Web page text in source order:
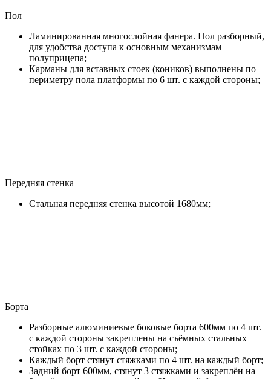
Пол
Ламинированная многослойная фанера. Пол разборный,
для удобства доступа к основным механизмам
полуприцепа;
Карманы для вставных стоек (коников) выполнены по
периметру пола платформы по 6 шт. с каждой стороны;
Передняя стенка
Стальная передняя стенка высотой 1680мм;
Борта
Разборные алюминиевые боковые борта 600мм по 4 шт.
с каждой стороны закреплены на съёмных стальных
стойках по 3 шт. с каждой стороны;
Каждый борт стянут стяжками по 4 шт. на каждый борт;
Задний борт 600мм, стянут 3 стяжками и закреплён на